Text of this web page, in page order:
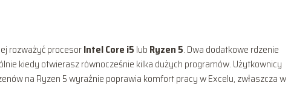
rozważyć procesorIntel Core i5 lub Ryzen 5. Dwa dodatkowe rdzenie
kiedy otwierasz równocześnie kilka dużych programów. Użytkownicy
na Ryzen 5 wyraźnie poprawia komfort pracy w Excelu, zwłaszcza w